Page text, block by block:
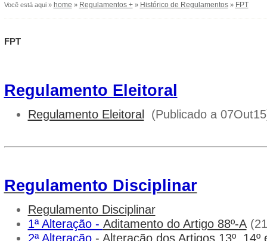
Você está aqui » home » Regulamentos +» Histórico de Regulamentos» FPT
FPT
Regulamento Eleitoral
Regulamento Eleitoral (Publicado a
Regulamento Disciplinar
Regulamento Disciplinar
1ª Alteração - Aditamento do Artigo 88º-A
2ª Alteração- Alteração dos Artigos 13º, 14º